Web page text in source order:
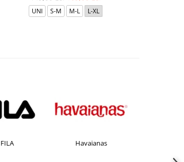
UNI S-M M-L L-XL
Havaianas